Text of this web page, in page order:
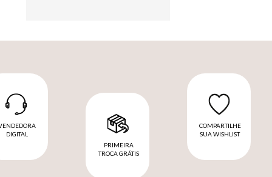
DIGITAL
PRIMEIRA
TROCA GRÁTIS
COMPARTILHE
SUA WISHLIST